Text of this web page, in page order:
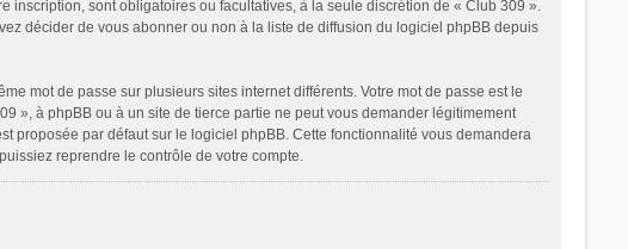
inscription, sont obligatoires ou facultatives, à la seule discrétion de « Club 309 ».
décider de vous abonner ou non à la liste de diffusion du logiciel phpBB depuis
mot de passe sur plusieurs sites internet différents. Votre mot de passe est le
», à phpBB ou à un site de tierce partie ne peut vous demander légitimement
proposée par défaut sur le logiciel phpBB. Cette fonctionnalité vous demandera
reprendre le contrôle de votre compte.